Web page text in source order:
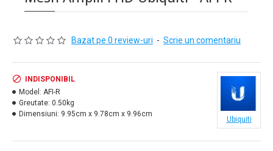
Bazat pe 0 review-uri - Scrie un comentariu
INDISPONIBIL
Model: AFI-R
Greutate: 0.50kg
Dimensiuni: 9.95cm x 9.78cm x 9.96cm
Ubiquiti